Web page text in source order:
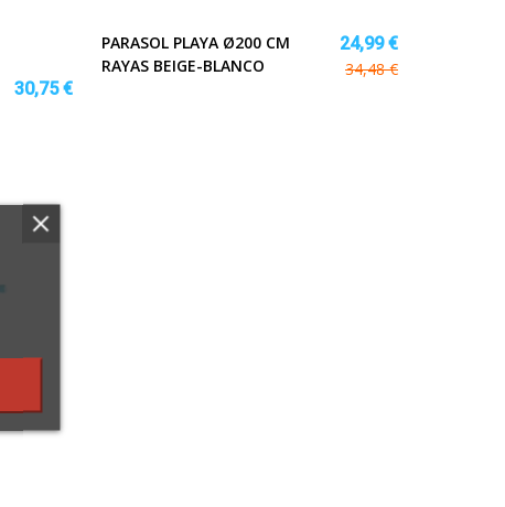
30,75 €
PARASOL PLAYA Ø200 CM
RAYAS BEIGE-BLANCO
24,99 €
34,48 €